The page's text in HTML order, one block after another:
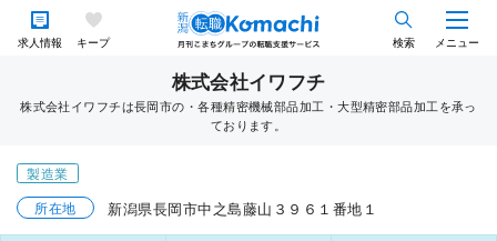
求人情報 キープ 検索 メニュー
株式会社イワフチ
株式会社イワフチは長岡市の・各種精密機械部品加工・大型精密部品加工を承っ
ております。
製造業
所在地
新潟県長岡市中之島藤山３９６１番地１